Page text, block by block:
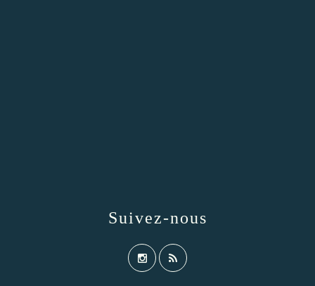
Suivez-nous